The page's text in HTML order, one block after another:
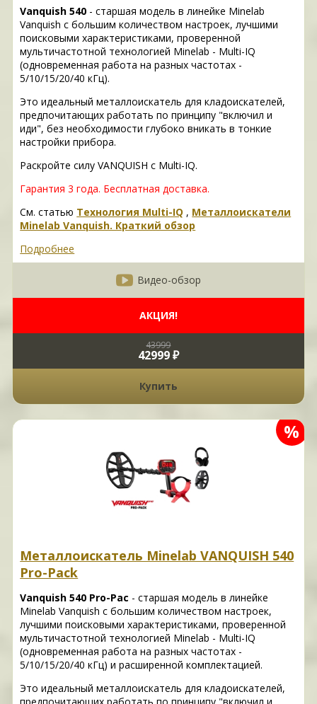
Vanquish 540 - старшая модель в линейке Minelab
Vanquish с большим количеством настроек, лучшими
поисковыми характеристиками, проверенной
мультичастотной технологией Minelab - Multi-IQ
(одновременная работа на разных частотах -
5/10/15/20/40 кГц).
Это идеальный металлоискатель для кладоискателей,
предпочитающих работать по принципу "включил и
иди", без необходимости глубоко вникать в тонкие
настройки прибора.
Раскройте силу VANQUISH с Multi-IQ.
Гарантия 3 года. Бесплатная доставка.
См. статью Технология Multi-IQ , Металлоискатели
Minelab Vanquish. Краткий обзор
Подробнее
Видео-обзор
АКЦИЯ!
43999
42999 ₽
Купить
%
Металлоискатель Minelab VANQUISH 540
Pro-Pack
Vanquish 540 Pro-Pac - старшая модель в линейке
Minelab Vanquish с большим количеством настроек,
лучшими поисковыми характеристиками, проверенной
мультичастотной технологией Minelab - Multi-IQ
(одновременная работа на разных частотах -
5/10/15/20/40 кГц) и расширенной комплектацией.
Это идеальный металлоискатель для кладоискателей,
предпочитающих работать по принципу "включил и